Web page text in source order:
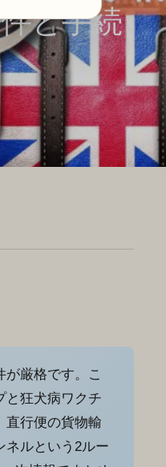
と手続
が厳格です。こ
と狂犬病ワクチ
直行便の貨物輸
ネルという2ルー